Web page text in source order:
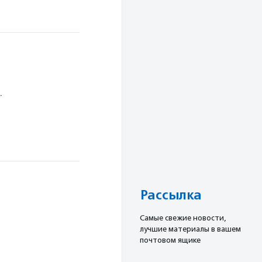
Рассылка
Cамые свежие новости,
лучшие материалы в вашем
почтовом ящике